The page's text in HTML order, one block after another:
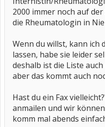
2000 immer noch auf
die Rheumatologin in
Wenn du willst, kann ich
lassen, habe sie leider
deshalb ist die Liste
aber das kommt auch
Hast du ein Fax
anmailen und wir
komm mal abends